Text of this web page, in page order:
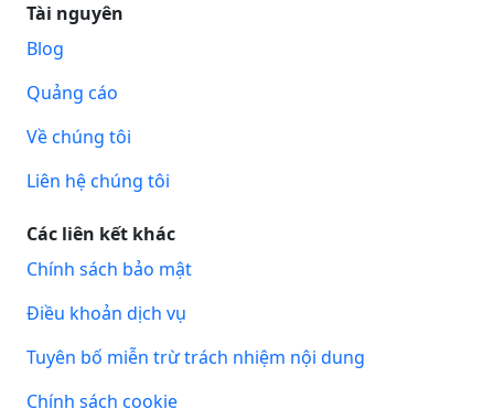
Tài nguyên
Blog
Quảng cáo
Về chúng tôi
Liên hệ chúng tôi
Các liên kết khác
Chính sách bảo mật
Điều khoản dịch vụ
Tuyên bố miễn trừ trách nhiệm nội dung
Chính sách cookie